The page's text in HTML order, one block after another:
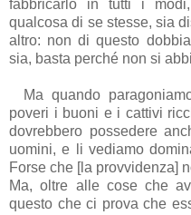
fabbricarlo in tutti i
qualcosa di se stesse, sia
altro: non di questo
sia, basta perché non si
Ma quando
poveri i buoni e i cattivi
dovrebbero possedere
uomini, e li vediamo
Forse che [la provvidenza]
Ma, oltre alle cose che
questo che ci prova che